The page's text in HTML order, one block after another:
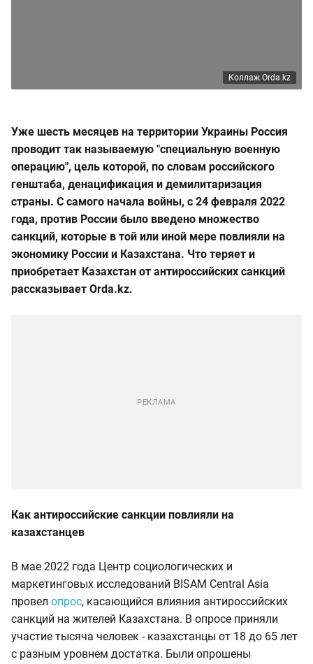
Коллаж Orda.kz
Уже шесть месяцев на территории Украины Россия
проводит так называемую "специальную военную
операцию", цель которой, по словам российского
генштаба, денацификация и демилитаризация
страны. С самого начала войны, с 24 февраля 2022
года, против России было введено множество
санкций, которые в той или иной мере повлияли на
экономику России и Казахстана. Что теряет и
приобретает Казахстан от антироссийских санкций
рассказывает Orda.kz.
Как антироссийские санкции повлияли на
казахстанцев
В мае 2022 года Центр социологических и
маркетинговых исследований BISAM Central Asia
провел опрос, касающийся влияния антироссийских
санкций на жителей Казахстана. В опросе приняли
участие тысяча человек - казахстанцы от 18 до 65 лет
с разным уровнем достатка. Были опрошены